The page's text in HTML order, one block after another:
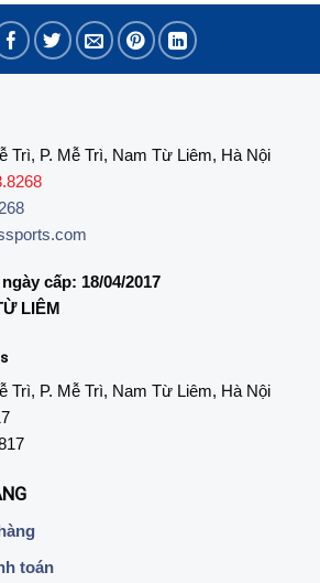
Trì, P. Mễ Trì, Nam Từ Liêm, Hà Nội
cấp: 18/04/2017
LIÊM
Trì, P. Mễ Trì, Nam Từ Liêm, Hà Nội
toán